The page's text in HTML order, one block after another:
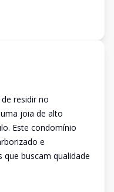
residir no
joia de alto
Este condomínio
e
que buscam qualidade